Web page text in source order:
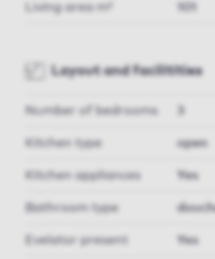
Living area m²
Layout and facilitities
Number of bedrooms
Kitchen type open
Kitchen appliances Yes
Bathroom type
Evelator present Yes